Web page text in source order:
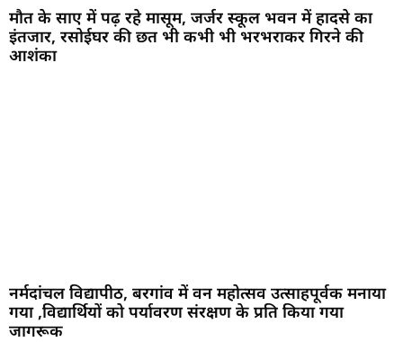
मौत के साए में पढ़ रहे मासूम, जर्जर स्कूल भवन में हादसे का
इंतजार, रसोईघर की छत भी कभी भी भरभराकर गिरने की
आशंका
नर्मदांचल विद्यापीठ, बरगांव में वन महोत्सव उत्साहपूर्वक मनाया
गया ,विद्यार्थियों को पर्यावरण संरक्षण के प्रति किया गया
जागरूक